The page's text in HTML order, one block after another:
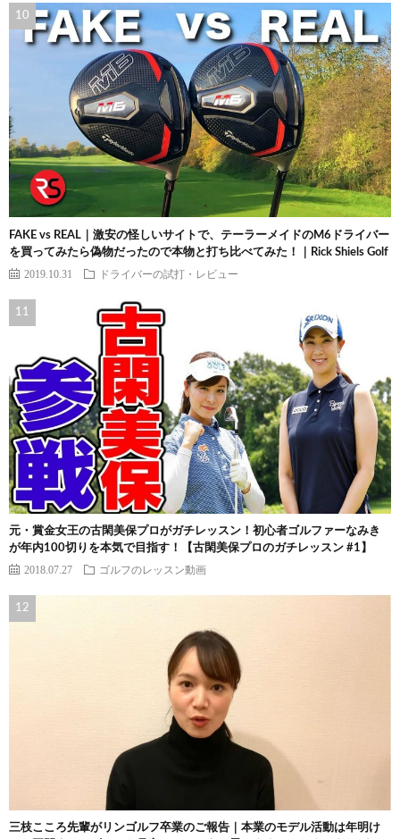
FAKE vs REAL｜激安の怪しいサイトで、テーラーメイドのM6ドライバー
を買ってみたら偽物だったので本物と打ち比べてみた！｜Rick Shiels Golf
2019.10.31 ドライバーの試打・レビュー
元・賞金女王の古閑美保プロがガチレッスン！初心者ゴルファーなみき
が年内100切りを本気で目指す！【古閑美保プロのガチレッスン #1】
2018.07.27 ゴルフのレッスン動画
三枝こころ先輩がリンゴルフ卒業のご報告｜本業のモデル活動は年明け